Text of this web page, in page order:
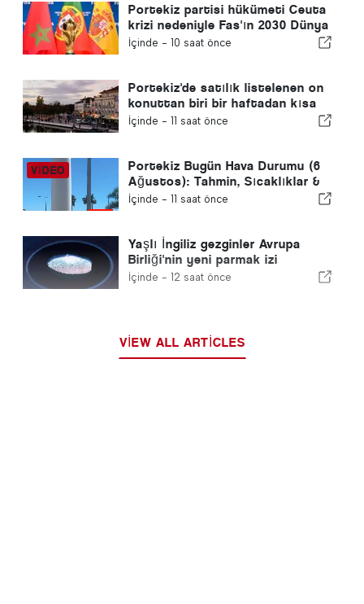
Portekiz partisi hükümeti Ceuta
krizi nedeniyle Fas'ın 2030 Dünya
Kupası ev sahipliğini yeniden
İçinde - 10 saat önce
Portekiz'de satılık listelenen on
konuttan biri bir haftadan kısa
bir sürede satılıyor
İçinde - 11 saat önce
Portekiz Bugün Hava Durumu (6
Ağustos): Tahmin, Sıcaklıklar &
Ne Beklenmeli
İçinde - 11 saat önce
Yaşlı İngiliz gezginler Avrupa
Birliği'nin yeni parmak izi
kontrolleri ile mücadele ediyor
İçinde - 12 saat önce
VIEW ALL ARTICLES